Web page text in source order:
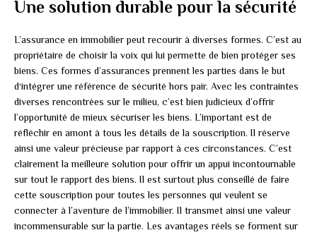
Une solution durable pour la sécurité
L’assurance en immobilier peut recourir à diverses formes. C’est au
propriétaire de choisir la voix qui lui permette de bien protéger ses
biens. Ces formes d’assurances prennent les parties dans le but
d‘intégrer une référence de sécurité hors pair. Avec les contraintes
diverses rencontrées sur le milieu, c’est bien judicieux d’offrir
l’opportunité de mieux sécuriser les biens. L’important est de
réfléchir en amont à tous les détails de la souscription. Il réserve
ainsi une valeur précieuse par rapport à ces circonstances. C’est
clairement la meilleure solution pour offrir un appui incontournable
sur tout le rapport des biens. Il est surtout plus conseillé de faire
cette souscription pour toutes les personnes qui veulent se
connecter à l’aventure de l’immobilier. Il transmet ainsi une valeur
incommensurable sur la partie. Les avantages réels se forment sur